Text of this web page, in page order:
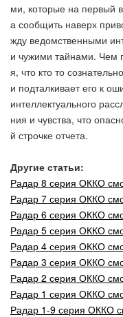
ми, которые на первый
а сообщить наверх
жду ведомственными
и чужими тайнами. Чем
я, что кто то
и подталкивает его к
интеллектуального
ния и чувства, что
й строчке отчета.
Другие статьи:
Радар 8 серия ОККО
Радар 7 серия ОККО
Радар 6 серия ОККО
Радар 5 серия ОККО
Радар 4 серия ОККО
Радар 3 серия ОККО
Радар 2 серия ОККО
Радар 1 серия ОККО
Радар 1-9 серия ОККО